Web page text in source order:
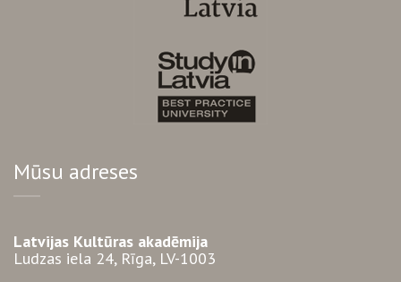
Mūsu adreses
Latvijas Kultūras akadēmija
Ludzas iela 24, Rīga, LV-1003